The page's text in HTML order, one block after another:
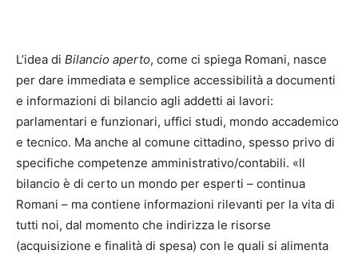
L’idea di Bilancio aperto, come ci spiega Romani, nasce
per dare immediata e semplice accessibilità a documenti
e informazioni di bilancio agli addetti ai lavori:
parlamentari e funzionari, uffici studi, mondo accademico
e tecnico. Ma anche al comune cittadino, spesso privo di
specifiche competenze amministrativo/contabili. «ll
bilancio è di certo un mondo per esperti – continua
Romani – ma contiene informazioni rilevanti per la vita di
tutti noi, dal momento che indirizza le risorse
(acquisizione e finalità di spesa) con le quali si alimenta